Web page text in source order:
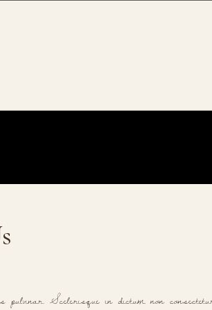
pulvinar. Scelerisque in dictum non